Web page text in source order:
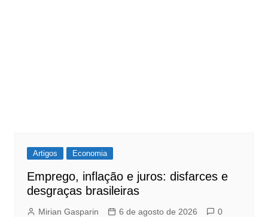
Artigos Economia
Emprego, inflação e juros: disfarces e
desgraças brasileiras
Mirian Gasparin 6 de agosto de 2026 0